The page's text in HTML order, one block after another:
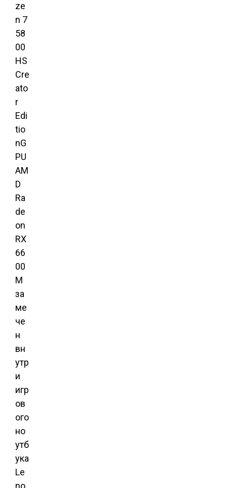
ze
n 7
58
00
HS
Cre
ato
r
Edi
tio
nG
PU
AM
D
Ra
de
on
RX
66
00
M
за
ме
че
н
вн
утр
и
игр
ов
ого
но
утб
ука
Le
no